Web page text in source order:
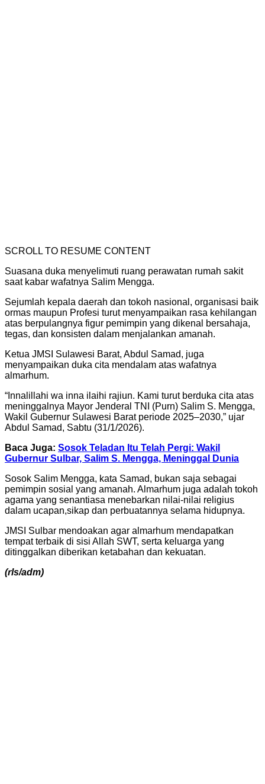
SCROLL TO RESUME CONTENT
Suasana duka menyelimuti ruang perawatan rumah sakit
saat kabar wafatnya Salim Mengga.
Sejumlah kepala daerah dan tokoh nasional, organisasi baik
ormas maupun Profesi turut menyampaikan rasa kehilangan
atas berpulangnya figur pemimpin yang dikenal bersahaja,
tegas, dan konsisten dalam menjalankan amanah.
Ketua JMSI Sulawesi Barat, Abdul Samad, juga
menyampaikan duka cita mendalam atas wafatnya
almarhum.
“Innalillahi wa inna ilaihi rajiun. Kami turut berduka cita atas
meninggalnya Mayor Jenderal TNI (Purn) Salim S. Mengga,
Wakil Gubernur Sulawesi Barat periode 2025–2030,” ujar
Abdul Samad, Sabtu (31/1/2026).
Baca Juga: Sosok Teladan Itu Telah Pergi: Wakil
Gubernur Sulbar, Salim S. Mengga, Meninggal Dunia
Sosok Salim Mengga, kata Samad, bukan saja sebagai
pemimpin sosial yang amanah. Almarhum juga adalah tokoh
agama yang senantiasa menebarkan nilai-nilai religius
dalam ucapan,sikap dan perbuatannya selama hidupnya.
JMSI Sulbar mendoakan agar almarhum mendapatkan
tempat terbaik di sisi Allah SWT, serta keluarga yang
ditinggalkan diberikan ketabahan dan kekuatan.
(rls/adm)